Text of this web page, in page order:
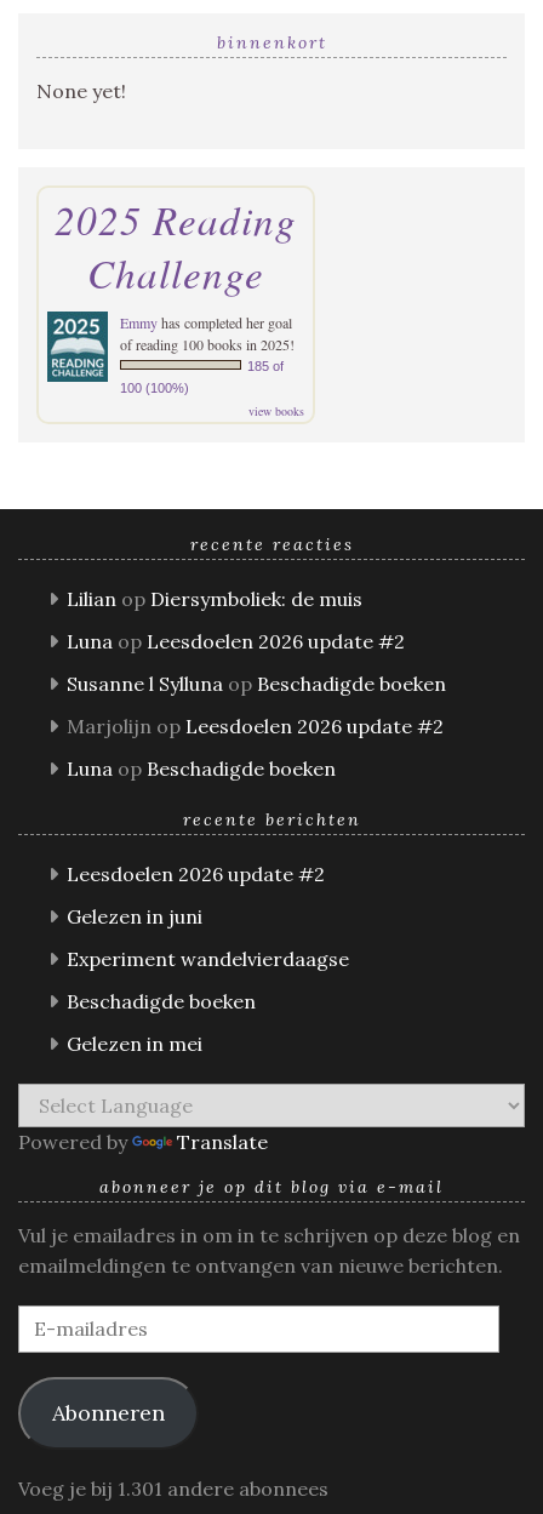
binnenkort
None yet!
2025 Reading
Challenge
Emmyhas completed her goal
of reading 100 books in 2025!
185 of
100 (100%)
view books
recente reacties
Lilian op Diersymboliek: de muis
Luna op Leesdoelen 2026 update #2
Susanne l Sylluna op Beschadigde boeken
Marjolijn op Leesdoelen 2026 update #2
Luna op Beschadigde boeken
recente berichten
Leesdoelen 2026 update #2
Gelezen in juni
Experiment wandelvierdaagse
Beschadigde boeken
Gelezen in mei
Powered by Translate
abonneer je op dit blog via e-mail
Vul je emailadres in om in te schrijven op deze blog en
emailmeldingen te ontvangen van nieuwe berichten.
E-
mailadres
Abonneren
Voeg je bij 1.301 andere abonnees